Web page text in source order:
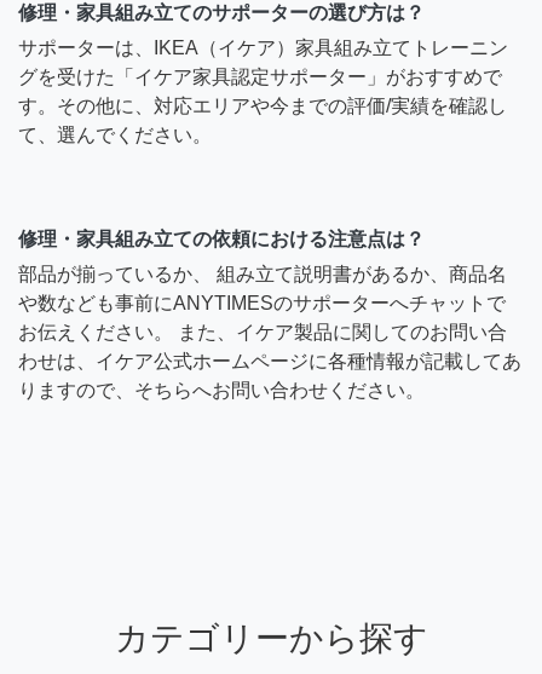
修理・家具組み立てのサポーターの選び方は？
サポーターは、IKEA（イケア）家具組み立てトレーニン
グを受けた「イケア家具認定サポーター」がおすすめで
す。その他に、対応エリアや今までの評価/実績を確認し
て、選んでください。
修理・家具組み立ての依頼における注意点は？
部品が揃っているか、 組み立て説明書があるか、商品名
や数なども事前にANYTIMESのサポーターへチャットで
お伝えください。 また、イケア製品に関してのお問い合
わせは、イケア公式ホームページに各種情報が記載してあ
りますので、そちらへお問い合わせください。
カテゴリーから探す